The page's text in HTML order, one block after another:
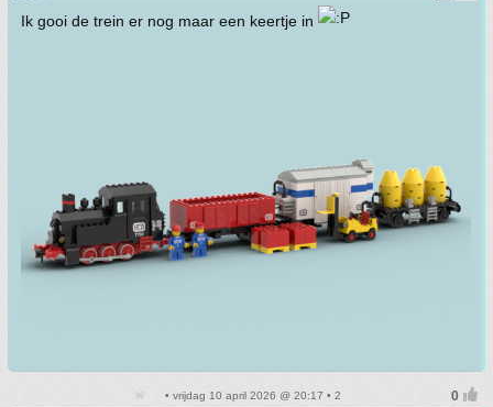
Ik gooi de trein er nog maar een keertje in
• vrijdag 10 april 2026 @ 20:17 • 2